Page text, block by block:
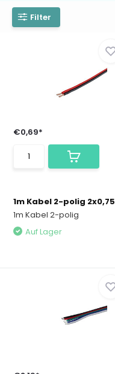
Filter
€0,69*
1m Kabel 2-polig 2x0,75
1m Kabel 2-polig
Auf Lager